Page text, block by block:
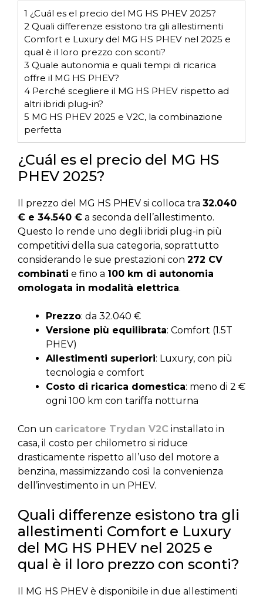
1 ¿Cuál es el precio del MG HS PHEV 2025?
2 Quali differenze esistono tra gli allestimenti
Comfort e Luxury del MG HS PHEV nel 2025 e
qual è il loro prezzo con sconti?
3 Quale autonomia e quali tempi di ricarica
offre il MG HS PHEV?
4 Perché scegliere il MG HS PHEV rispetto ad
altri ibridi plug-in?
5 MG HS PHEV 2025 e V2C, la combinazione
perfetta
¿Cuál es el precio del MG HS
PHEV 2025?
Il prezzo del MG HS PHEV si colloca tra 32.040
€ e 34.540 € a seconda dell’allestimento.
Questo lo rende uno degli ibridi plug-in più
competitivi della sua categoria, soprattutto
considerando le sue prestazioni con 272 CV
combinati e fino a 100 km di autonomia
omologata in modalità elettrica.
Prezzo: da 32.040 €
Versione più equilibrata: Comfort (1.5T
PHEV)
Allestimenti superiori: Luxury, con più
tecnologia e comfort
Costo di ricarica domestica: meno di 2 €
ogni 100 km con tariffa notturna
Con un caricatore Trydan V2C installato in
casa, il costo per chilometro si riduce
drasticamente rispetto all’uso del motore a
benzina, massimizzando così la convenienza
dell’investimento in un PHEV.
Quali differenze esistono tra gli
allestimenti Comfort e Luxury
del MG HS PHEV nel 2025 e
qual è il loro prezzo con sconti?
Il MG HS PHEV è disponibile in due allestimenti